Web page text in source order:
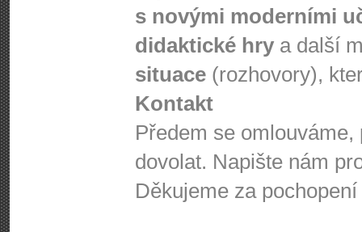
s novými moderními
didaktické hry a další
situace (rozhovory),
Kontakt
Předem se
dovolat. Napište nám
Děkujeme za pochopení